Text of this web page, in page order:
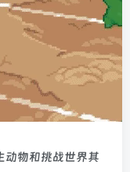
物和挑战世界其